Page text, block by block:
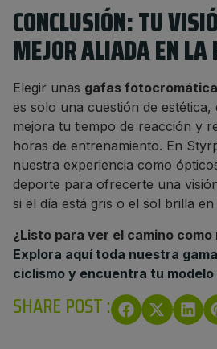
CONCLUSIÓN: TU
MEJOR ALIADA EN LA
Elegir unas gafas
es solo una cuestión de estética,
mejora tu tiempo de reacción y
horas de entrenamiento. En
nuestra experiencia como
deporte para ofrecerte una
si el día está gris o el sol brilla
¿Listo para ver el camino
Explora aquí toda nuestra
ciclismo y encuentra tu modelo
SHARE POST :